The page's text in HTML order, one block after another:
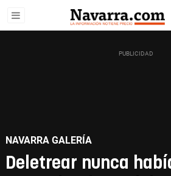
NAVARRA GALERÍA
Deletrear nunca